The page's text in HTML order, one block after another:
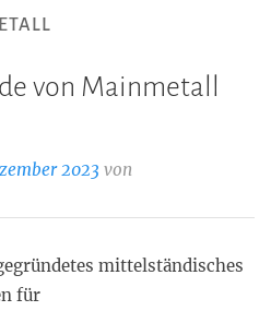
von Mainmetall
2023 von
mittelständisches
für